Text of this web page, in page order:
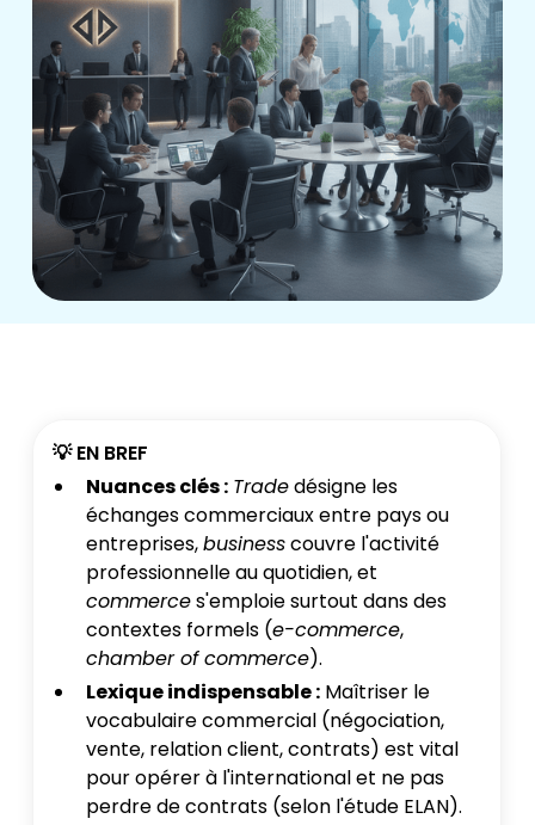
💡 EN BREF
Nuances clés : Tradedésigne les
échanges commerciaux entre pays ou
entreprises,businesscouvre l'activité
professionnelle au quotidien, et
commerces'emploie surtout dans des
contextes formels (e-commerce,
chamber of commerce).
Lexique indispensable :Maîtriser le
vocabulaire commercial (négociation,
vente, relation client, contrats) est vital
pour opérer à l'international et ne pas
perdre de contrats (selon l'étude ELAN).